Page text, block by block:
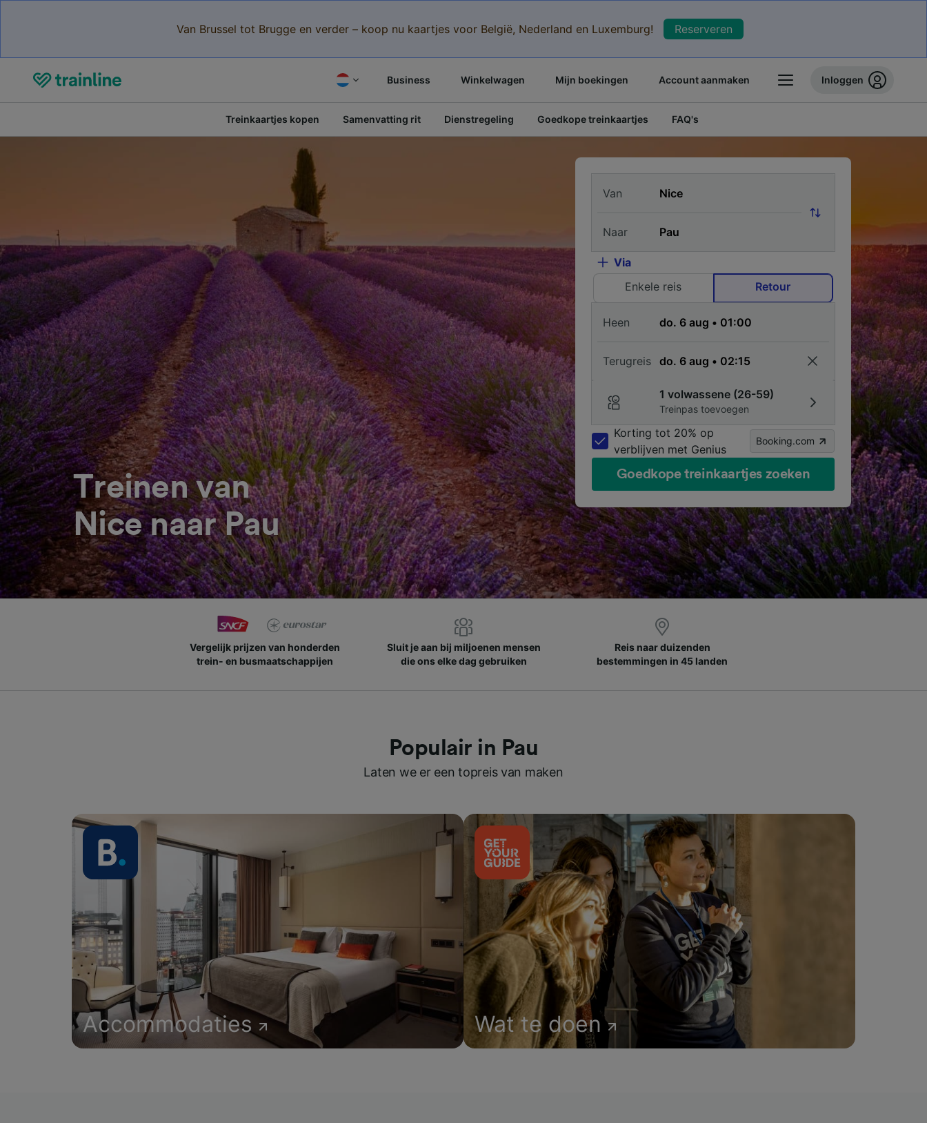
Van Brussel tot Brugge en verder – koop nu kaartjes voor België, Nederland en Luxemburg! Reserveren
Business Winkelwagen Mijn boekingen Account aanmaken Inloggen
Treinkaartjes kopen Samenvatting rit Dienstregeling Goedkope treinkaartjes FAQ's
Treinen van
Nice naar Pau
Van
Naar
Via
Enkele reis
Retour
Heen
Terugreis
1 volwassene (26-59)
Treinpas toevoegen
Korting tot 20% op
verblijven met Genius
Booking.com
Goedkope treinkaartjes zoeken
Vergelijk prijzen van honderden
trein- en busmaatschappijen
Sluit je aan bij miljoenen mensen
die ons elke dag gebruiken
Reis naar duizenden
bestemmingen in 45 landen
Populair in Pau
Laten we er een topreis van maken
Accommodaties Wat te doen